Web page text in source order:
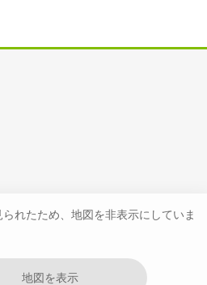
れたため、地図を非表示にしていま
地図を表示